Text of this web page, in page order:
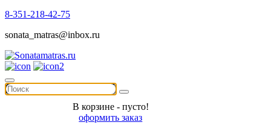
8-351-218-42-75
sonata_matras@inbox.ru
В корзине - пусто!
оформить заказ